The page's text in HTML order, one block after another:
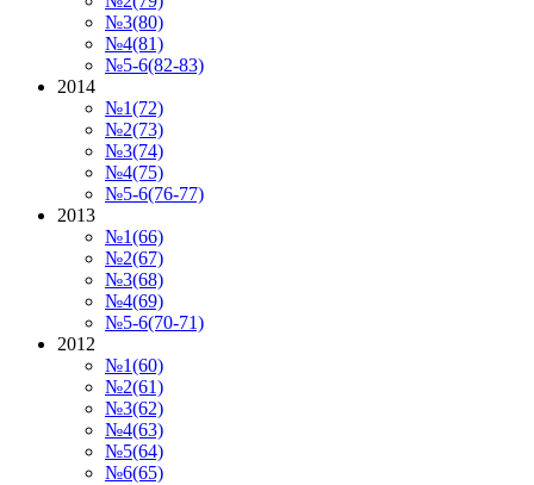
№3(80)
№4(81)
№5-6(82-83)
2014
№1(72)
№2(73)
№3(74)
№4(75)
№5-6(76-77)
2013
№1(66)
№2(67)
№3(68)
№4(69)
№5-6(70-71)
2012
№1(60)
№2(61)
№3(62)
№4(63)
№5(64)
№6(65)